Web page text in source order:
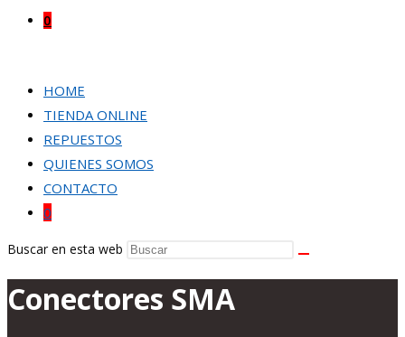
0
HOME
TIENDA ONLINE
REPUESTOS
QUIENES SOMOS
CONTACTO
0
Buscar en esta web
Conectores SMA